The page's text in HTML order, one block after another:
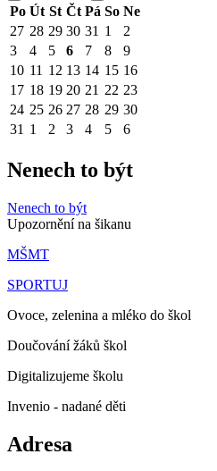
Po Út St Čt Pá So Ne
27 28 29 30 31 1
2
3
4 5 6 7 8
9
10 11 12 13 14 15 16
17 18 19 20 21 22 23
24 25 26 27 28 29 30
31 1 2 3 4 5 6
Nenech to být
Nenech to být
Upozornění na šikanu
MŠMT
SPORTUJ
Ovoce, zelenina a mléko do škol
Doučování žáků škol
Digitalizujeme školu
Invenio - nadané děti
Adresa